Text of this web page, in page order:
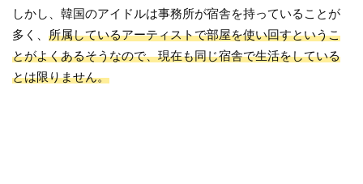
しかし、韓国のアイドルは事務所が宿舎を持っていることが
多く、所属しているアーティストで部屋を使い回すというこ
とがよくあるそうなので、現在も同じ宿舎で生活をしている
とは限りません。